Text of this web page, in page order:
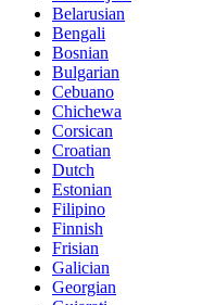
Belarusian
Bengali
Bosnian
Bulgarian
Cebuano
Chichewa
Corsican
Croatian
Dutch
Estonian
Filipino
Finnish
Frisian
Galician
Georgian